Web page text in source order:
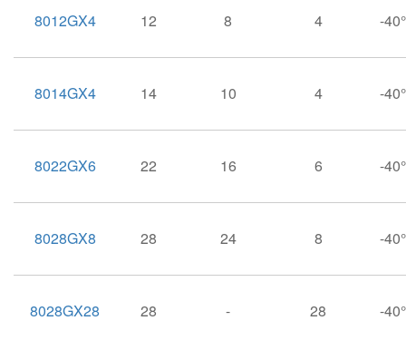
8012GX4 12 8 4 -
8014GX4 14 10 4 -
8022GX6 22 16 6 -
8028GX8 28 24 8 -
8028GX28 28 - 28 -